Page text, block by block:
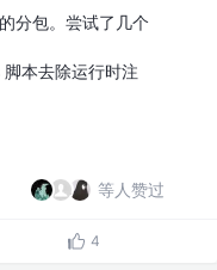
分包。尝试了几个
本去除运行时注
等人赞过
4